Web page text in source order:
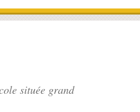
située grand